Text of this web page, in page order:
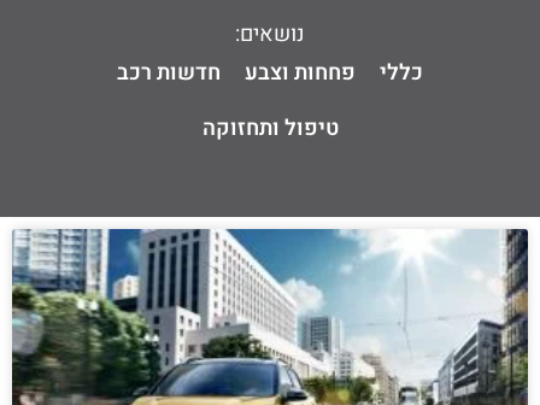
נושאים:
כללי
פחחות וצבע
חדשות רכב
טיפול ותחזוקה